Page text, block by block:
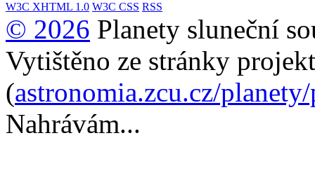
W3C XHTML 1.0 W3C CSS RSS
© 2026 Planety sluneční
Vytištěno ze stránky
(astronomia.zcu.cz/
Nahrávám...